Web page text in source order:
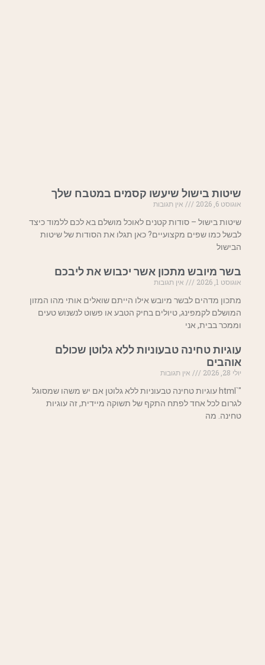
שיטות בישול שיעשו קסמים במטבח שלך
אוגוסט 6, 2026
אין תגובות
שיטות בישול – סודות קטנים לאוכל מושלם בא לכם ללמוד כיצד
לבשל כמו שפים מקצועיים? כאן תגלו את הסודות של שיטות
הבישול
בשר מיובש מתכון אשר יכבוש את ליבכם
אוגוסט 1, 2026
אין תגובות
מתכון מדהים לבשר מיובש אילו הייתם שואלים אותי מהו המזון
המושלם לקמפינג, טיולים בחיק הטבע או פשוט לנשנוש טעים
וממכר בבית, אני
עוגיות טחינה טבעוניות ללא גלוטן שכולם
אוהבים
יולי 28, 2026
אין תגובות
"`html עוגיות טחינה טבעוניות ללא גלוטן אם יש משהו שמסוגל
לגרום לכל אחד לפתח התקף של תשוקה מיידית, זה עוגיות
טחינה. מה